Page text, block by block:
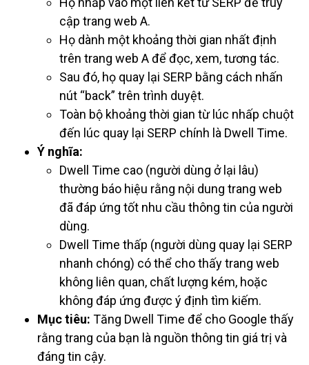
cập trang web A.
Họ dành một khoảng thời gian nhất định
trên trang web A để đọc, xem, tương tác.
Sau đó, họ quay lại SERP bằng cách nhấn
nút “back” trên trình duyệt.
Toàn bộ khoảng thời gian từ lúc nhấp chuột
đến lúc quay lại SERP chính là Dwell Time.
Ý nghĩa:
Dwell Time cao (người dùng ở lại lâu)
thường báo hiệu rằng nội dung trang web
đã đáp ứng tốt nhu cầu thông tin của người
dùng.
Dwell Time thấp (người dùng quay lại SERP
nhanh chóng) có thể cho thấy trang web
không liên quan, chất lượng kém, hoặc
không đáp ứng được ý định tìm kiếm.
Mục tiêu: Tăng Dwell Time để cho Google thấy
rằng trang của bạn là nguồn thông tin giá trị và
đáng tin cậy.